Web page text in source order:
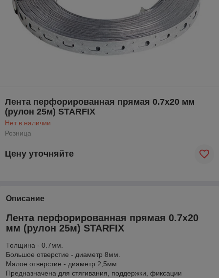
Лента перфорированная прямая 0.7х20 мм
(рулон 25м) STARFIX
Нет в наличии
Розница
Цену уточняйте
Описание
Лента перфорированная прямая 0.7х20
мм (рулон 25м) STARFIX
Толщина - 0.7мм.
Большое отверстие - диаметр 8мм.
Малое отверстие - диаметр 2,5мм.
Предназначена для стягивания, поддержки, фиксации